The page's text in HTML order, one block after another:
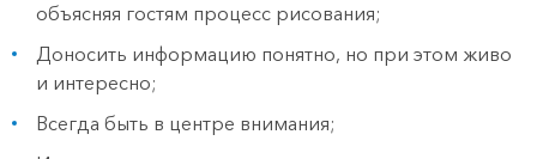
объясняя гостям процесс рисования;
Доносить информацию понятно, но при этом живо
и интересно;
Всегда быть в центре внимания;